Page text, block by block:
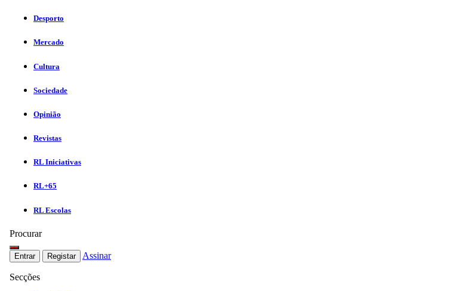
Desporto
Mercado
Cultura
Sociedade
Opinião
Revistas
RL Iniciativas
RL+65
RL Escolas
Procurar
Entrar Registar Assinar
Secções